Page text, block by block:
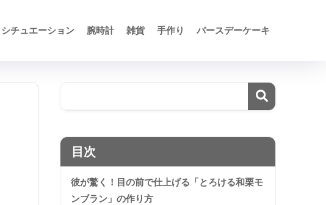
シチュエーション 腕時計 雑貨 手作り バースデーケーキ
目次
彼が驚く！目の前で仕上げる「とろける和栗モ
ンブラン」の作り方